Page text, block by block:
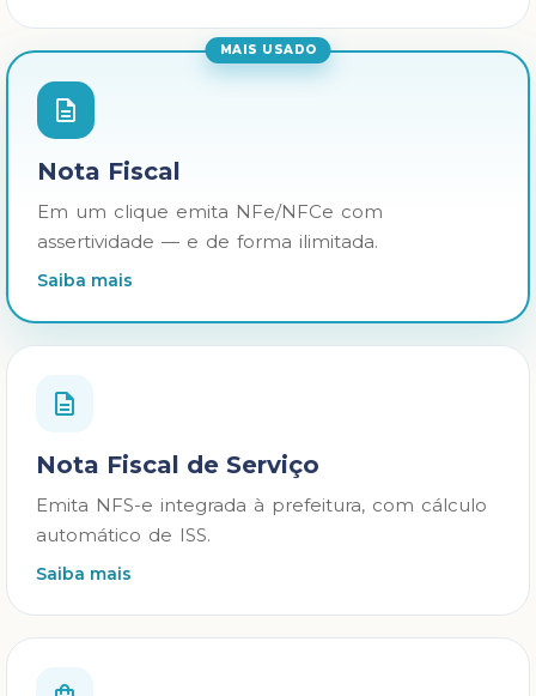
MAIS USADO
Nota Fiscal
Em um clique emita NFe/NFCe com
assertividade — e de forma ilimitada.
Saiba mais
Nota Fiscal de Serviço
Emita NFS-e integrada à prefeitura, com cálculo
automático de ISS.
Saiba mais